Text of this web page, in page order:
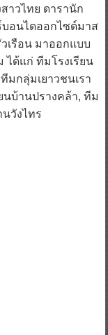
าวไทย ดารานัก
อนไดออกไซด์มาส
เรือน มาออกแบบ
ได้แก่ ทีมโรงเรียน
กลุ่มเยาวชนเรา
นบ้านปรางคล้า, ทีม
นวังไทร